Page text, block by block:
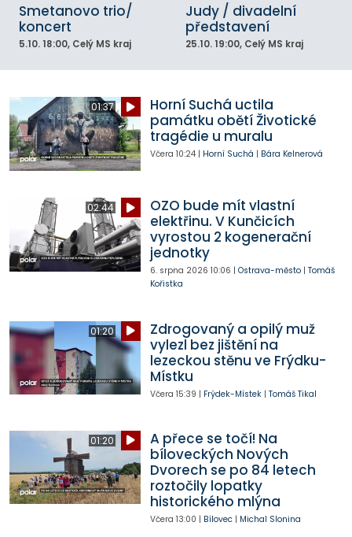
Smetanovo trio/
koncert
5.10. 18:00, Celý MS kraj
Judy / divadelní
představení
25.10. 19:00, Celý MS kraj
01:37
Horní Suchá uctila
památku obětí Životické
tragédie u muralu
Včera 10:24| Horní Suchá | Bára Kelnerová
02:44
OZO bude mít vlastní
elektřinu. V Kunčicích
vyrostou 2 kogenerační
jednotky
6. srpna 2026 10:06 | Ostrava-město| Tomáš
Kořistka
01:20
Zdrogovaný a opilý muž
vylezl bez jištění na
lezeckou stěnu ve Frýdku-
Místku
Včera 15:39 | Frýdek-Místek| Tomáš Tikal
01:20
A přece se točí! Na
bíloveckých Nových
Dvorech se po 84 letech
roztočily lopatky
historického mlýna
Včera 13:00 | Bílovec| Michal Slonina